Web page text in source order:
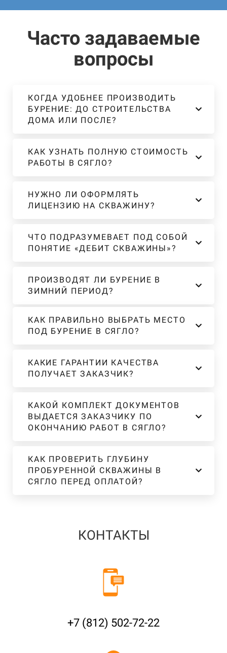
Часто задаваемые
вопросы
КОГДА УДОБНЕЕ ПРОИЗВОДИТЬ
БУРЕНИЕ: ДО СТРОИТЕЛЬСТВА
ДОМА ИЛИ ПОСЛЕ?
КАК УЗНАТЬ ПОЛНУЮ СТОИМОСТЬ
РАБОТЫ В СЯГЛО?
НУЖНО ЛИ ОФОРМЛЯТЬ
ЛИЦЕНЗИЮ НА СКВАЖИНУ?
ЧТО ПОДРАЗУМЕВАЕТ ПОД СОБОЙ
ПОНЯТИЕ «ДЕБИТ СКВАЖИНЫ»?
ПРОИЗВОДЯТ ЛИ БУРЕНИЕ В
ЗИМНИЙ ПЕРИОД?
КАК ПРАВИЛЬНО ВЫБРАТЬ МЕСТО
ПОД БУРЕНИЕ В СЯГЛО?
КАКИЕ ГАРАНТИИ КАЧЕСТВА
ПОЛУЧАЕТ ЗАКАЗЧИК?
КАКОЙ КОМПЛЕКТ ДОКУМЕНТОВ
ВЫДАЕТСЯ ЗАКАЗЧИКУ ПО
ОКОНЧАНИЮ РАБОТ В СЯГЛО?
КАК ПРОВЕРИТЬ ГЛУБИНУ
ПРОБУРЕННОЙ СКВАЖИНЫ В
СЯГЛО ПЕРЕД ОПЛАТОЙ?
КОНТАКТЫ
+7 (812) 502-72-22